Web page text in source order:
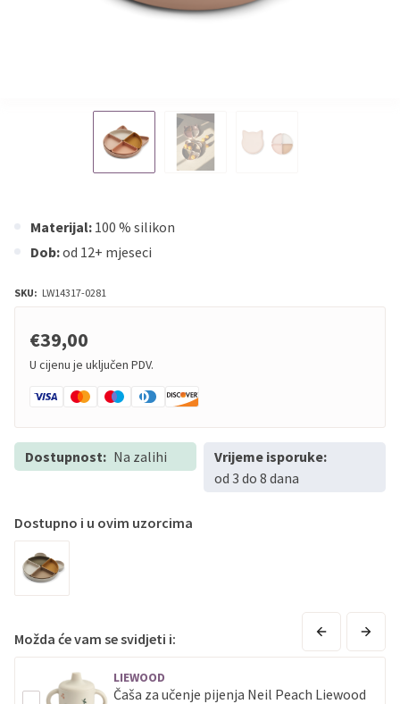
Materijal: 100 % silikon
Dob:od 12+ mjeseci
SKU: LW14317-0281
€39,00
U cijenu je uključen PDV.
Dostupnost: Na zalihi
Vrijeme isporuke:
od 3 do 8 dana
Dostupno i u ovim uzorcima
Možda će vam se svidjeti i:
LIEWOOD
Čaša za učenje pijenja Neil Peach Liewood